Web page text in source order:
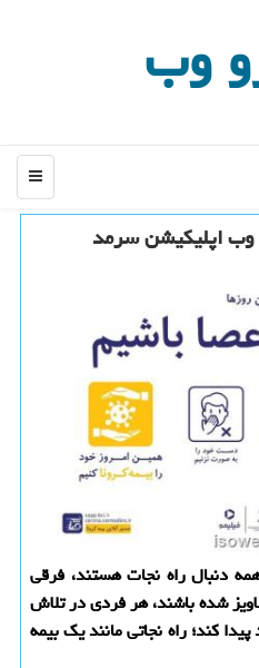
وب
منو
وب اپلیكیشن سرمد
دنبال راه نجات هستند، فرقی
شده باشند، هر فردی در تلاش
كند؛ راه نجاتی مانند یك بیمه